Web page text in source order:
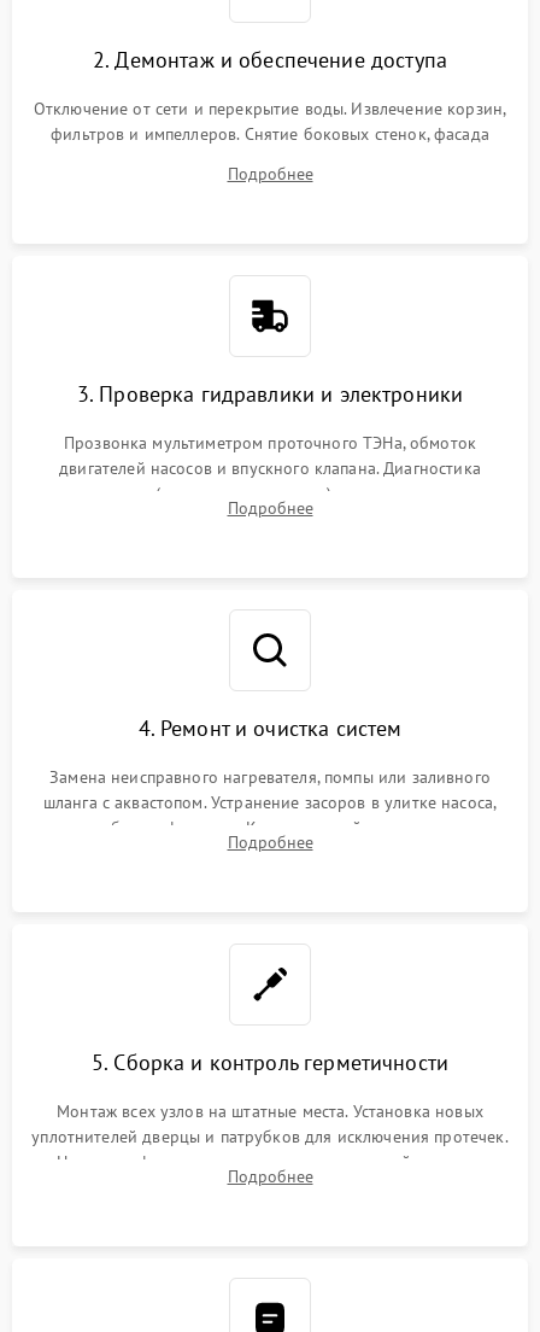
2. Демонтаж и обеспечение доступа
Отключение от сети и перекрытие воды. Извлечение корзин,
фильтров и импеллеров. Снятие боковых стенок, фасада
циркуляционному насосу, ТЭНу и сливной помпе.
Подробнее
3. Проверка гидравлики и электроники
Прозвонка мультиметром проточного ТЭНа, обмоток
двигателей насосов и впускного клапана. Диагностика
прессостата (датчика уровня воды), датчика мутности,
концевика дверцы и электронного модуля управления.
Подробнее
4. Ремонт и очистка систем
Замена неисправного нагревателя, помпы или заливного
шланга с аквастопом. Устранение засоров в улитке насоса,
патрубках и фильтрах. Компонентный ремонт платы
управления, восстановление поврежденной проводки.
Подробнее
5. Сборка и контроль герметичности
Монтаж всех узлов на штатные места. Установка новых
уплотнителей дверцы и патрубков для исключения протечек.
Надежная фиксация хомутов гидравлической системы,
сборка корпуса и установка датчика поплавка.
Подробнее